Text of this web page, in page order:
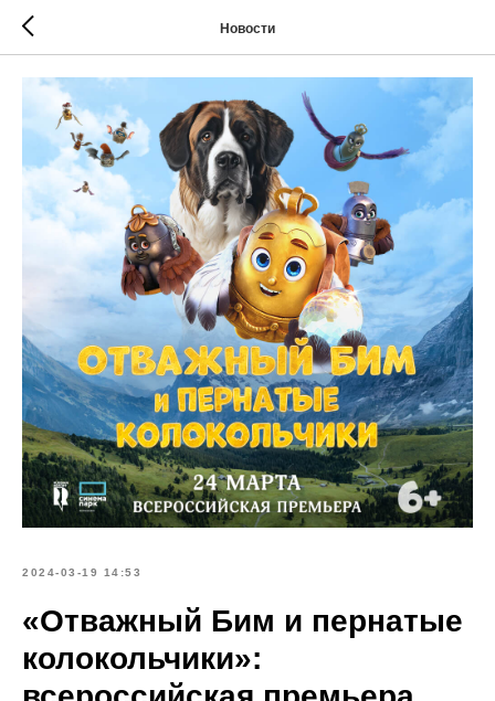
Новости
2024-03-19 14:53
«Отважный Бим и пернатые
колокольчики»: